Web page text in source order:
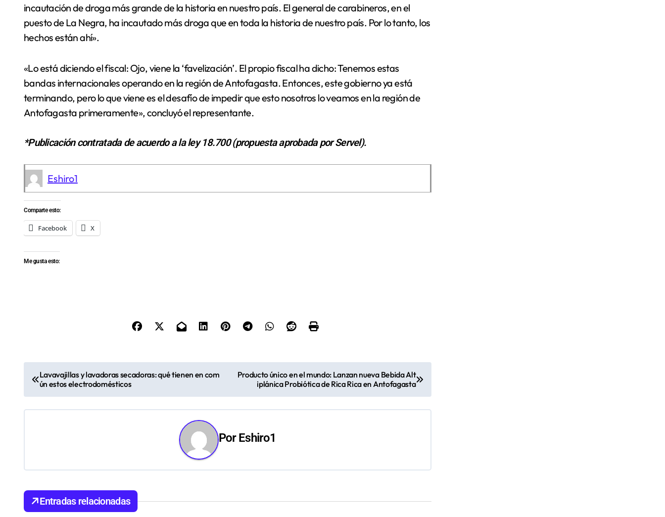
incautación de droga más grande de la historia en nuestro país. El general de carabineros, en el
puesto de La Negra, ha incautado más droga que en toda la historia de nuestro país. Por lo tanto, los
hechos están ahí».
«Lo está diciendo el fiscal: Ojo, viene la ‘favelización’. El propio fiscal ha dicho: Tenemos estas
bandas internacionales operando en la región de Antofagasta. Entonces, este gobierno ya está
terminando, pero lo que viene es el desafío de impedir que esto nosotros lo veamos en la región de
Antofagasta primeramente», concluyó el representante.
*Publicación contratada de acuerdo a la ley 18.700 (propuesta aprobada por Servel).
Eshiro1
Comparte esto:
Facebook X
Me gusta esto:
a
v
a
c
Lavavajillas y lavadoras secadoras: qué tienen en com
ún estos electrodomésticos
Producto único en el mundo: Lanzan nueva Bebida Alt
iplánica Probiótica de Rica Rica en Antofagasta
PorEshiro1
Entradas relacionadas